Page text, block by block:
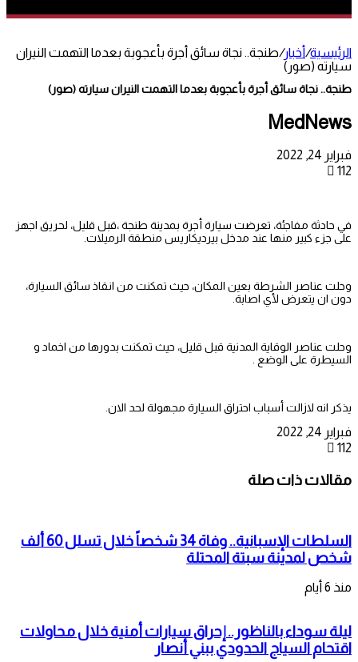
الرئيسية/أخبار/طنجة.. نجاة سائق أجرة بأعجوبة بعدما التهمت النيران
سيارته (صور)
طنجة.. نجاة سائق أجرة بأعجوبة بعدما التهمت النيران سيارته (صور)
MedNews
فبراير 24, 2022
112
في حادثة مفاجئة، تعرضت سيارة أجرة بمدينة طنجة ،قبل قليل، لحريق اجهز
على جزء كبير منها عند مدخل بيرديكاريس منطقة الرميلات.
وحلت عناصر الشرطة بعين المكان، حيث تمكنت من انقاذ سائق السيارة،
دون ان يتعرض لأي اصابة.
وحلت عناصر الوقاية المدنية قبل قليل، حيث تمكنت بدورها من اخماد و
السيطرة على الوضع .
يذكر انه لازالت أسباب احتراق السيارة مجهولة لحد الان.
فبراير 24, 2022
112
مقالات ذات صلة
السلطات الإسبانية.. وفاة 34 شخصاً خلال تسلل 60 ألف
شخص لمدينة سبتة المحتلة
منذ 6 أيام
ليلة سوداء بالناظور.. إحراق سيارات أمنية خلال محاولات
اقتحام السياج الحدودي ببني أنصار